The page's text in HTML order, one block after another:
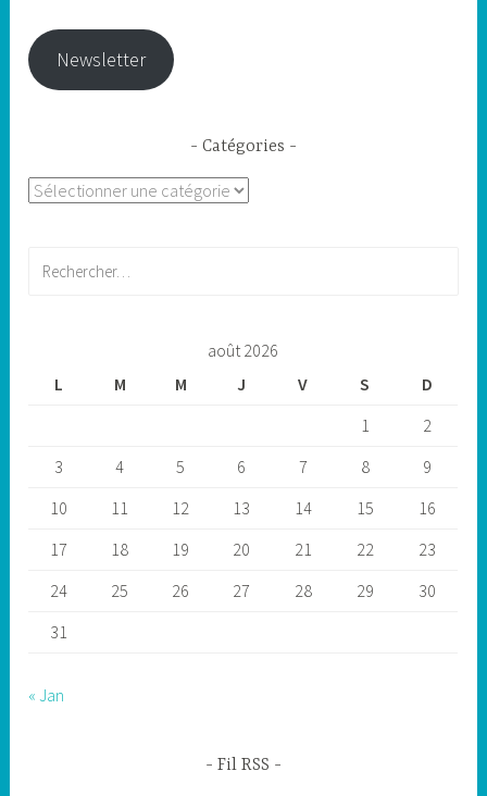
Newsletter
Catégories
Catégories
août 2026
L
M M J V S
D
1
2
3
4 5 6 7 8
9
10
11 12 13 14 15
16
17
18 19 20 21 22
23
24
25 26 27 28 29
30
31
« Jan
Fil RSS